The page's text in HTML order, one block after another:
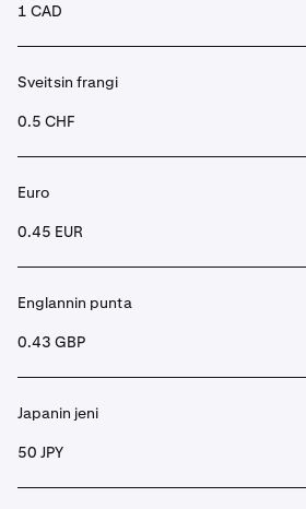
1 CAD
Sveitsin frangi
0.5 CHF
Euro
0.45 EUR
Englannin punta
0.43 GBP
Japanin jeni
50 JPY